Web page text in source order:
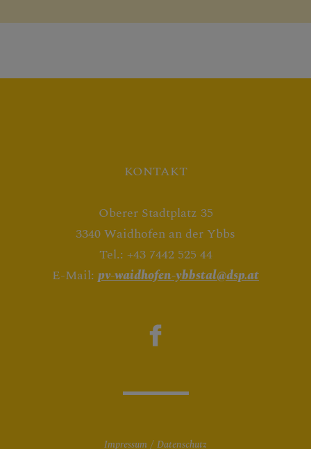
KONTAKT
Oberer Stadtplatz 35
3340 Waidhofen an der Ybbs
Tel.: +43 7442 525 44
E-Mail: pv-waidhofen-ybbstal@dsp.at
Impressum Datenschutz